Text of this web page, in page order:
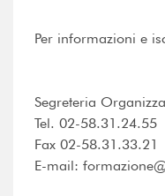
Per informazioni e
Segreteria
Tel. 02-58.31.24.55
Fax 02-58.31.33.21
E-mail: